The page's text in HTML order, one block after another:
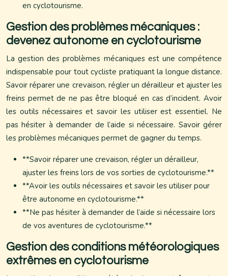
en cyclotourisme.
Gestion des problèmes mécaniques :
devenez autonome en cyclotourisme
La gestion des problèmes mécaniques est une compétence
indispensable pour tout cycliste pratiquant la longue distance.
Savoir réparer une crevaison, régler un dérailleur et ajuster les
freins permet de ne pas être bloqué en cas d’incident. Avoir
les outils nécessaires et savoir les utiliser est essentiel. Ne
pas hésiter à demander de l’aide si nécessaire. Savoir gérer
les problèmes mécaniques permet de gagner du temps.
**Savoir réparer une crevaison, régler un dérailleur,
ajuster les freins lors de vos sorties de cyclotourisme.**
**Avoir les outils nécessaires et savoir les utiliser pour
être autonome en cyclotourisme.**
**Ne pas hésiter à demander de l’aide si nécessaire lors
de vos aventures de cyclotourisme.**
Gestion des conditions météorologiques
extrêmes en cyclotourisme